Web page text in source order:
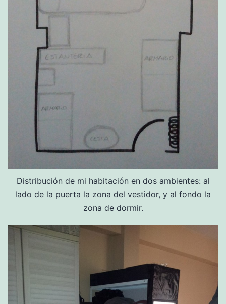
Distribución de mi habitación en dos ambientes: al
lado de la puerta la zona del vestidor, y al fondo la
zona de dormir.